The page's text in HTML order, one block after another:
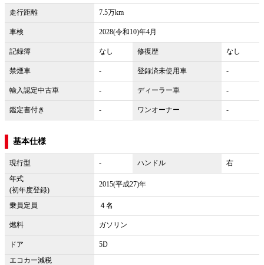
走行距離 7.5万km
車検 2028(令和10)年4月
記録簿 なし 修復歴 なし
禁煙車 - 登録済未使用車 -
輸入認定中古車 - ディーラー車 -
鑑定書付き - ワンオーナー -
基本仕様
現行型 - ハンドル
右
年式
(初年度登録)
2015(平成27)年
乗員定員 ４名
燃料 ガソリン
ドア
5D
エコカー減税